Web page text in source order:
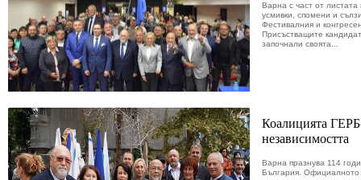
Варна с част от
усмивки, спомени и
Фестивалния и
Присъстващите
започнали своята...
Коалицията
независимостта
Варна празнува 114
България. Официалното